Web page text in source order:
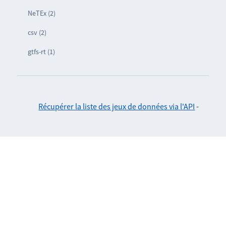
NeTEx (2)
csv (2)
gtfs-rt (1)
Récupérer la liste des jeux de données via l'API -